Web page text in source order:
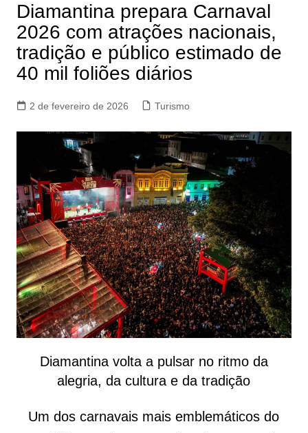
Diamantina prepara Carnaval
2026 com atrações nacionais,
tradição e público estimado de
40 mil foliões diários
2 de fevereiro de 2026 Turismo
Diamantina volta a pulsar no ritmo da
alegria, da cultura e da tradição
Um dos carnavais mais emblemáticos do